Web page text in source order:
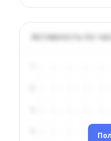
Активность по